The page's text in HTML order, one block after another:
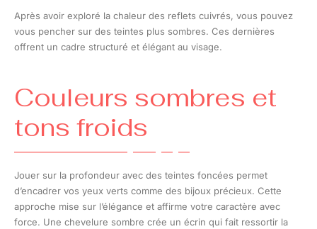
Après avoir exploré la chaleur des reflets cuivrés, vous pouvez
vous pencher sur des teintes plus sombres. Ces dernières
offrent un cadre structuré et élégant au visage.
Couleurs sombres et
tons froids
Jouer sur la profondeur avec des teintes foncées permet
d’encadrer vos yeux verts comme des bijoux précieux. Cette
approche mise sur l’élégance et affirme votre caractère avec
force. Une chevelure sombre crée un écrin qui fait ressortir la